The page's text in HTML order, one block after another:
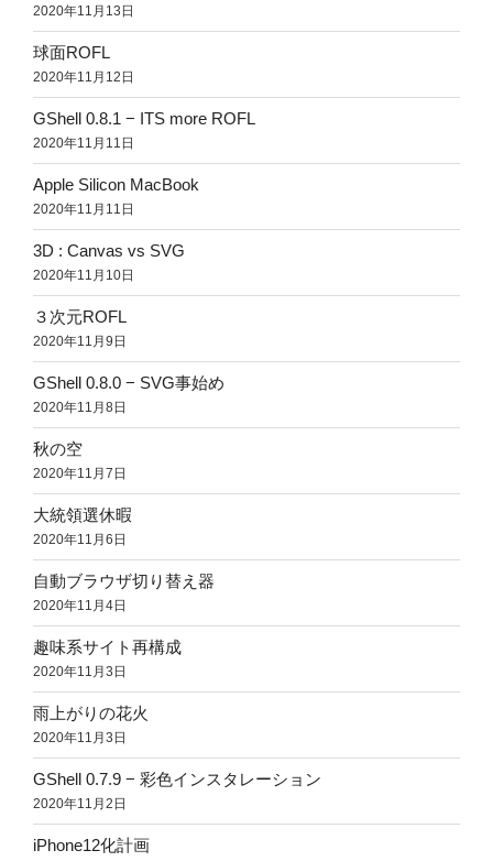
2020年11月13日
球面ROFL
2020年11月12日
GShell 0.8.1 − ITS more ROFL
2020年11月11日
Apple Silicon MacBook
2020年11月11日
3D : Canvas vs SVG
2020年11月10日
３次元ROFL
2020年11月9日
GShell 0.8.0 − SVG事始め
2020年11月8日
秋の空
2020年11月7日
大統領選休暇
2020年11月6日
自動ブラウザ切り替え器
2020年11月4日
趣味系サイト再構成
2020年11月3日
雨上がりの花火
2020年11月3日
GShell 0.7.9 − 彩色インスタレーション
2020年11月2日
iPhone12化計画